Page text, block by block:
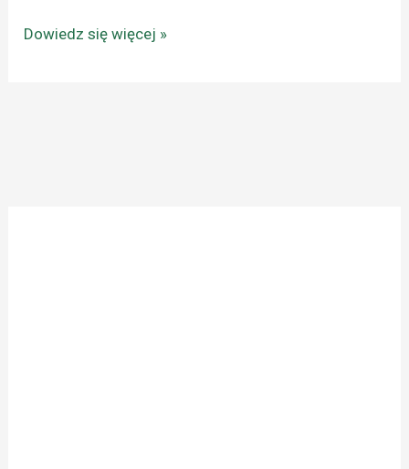
Dowiedz się więcej »